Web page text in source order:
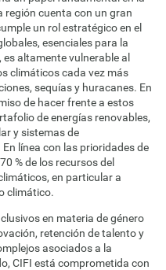
región cuenta con un gran
un rol estratégico en el
esenciales para la
altamente vulnerable al
climáticos cada vez más
sequías y huracanes. En
de hacer frente a estos
de energías renovables,
y sistemas de
línea con las prioridades de
% de los recursos del
en particular a
climático.
en materia de género
retención de talento y
asociados a la
CIFI está comprometida con